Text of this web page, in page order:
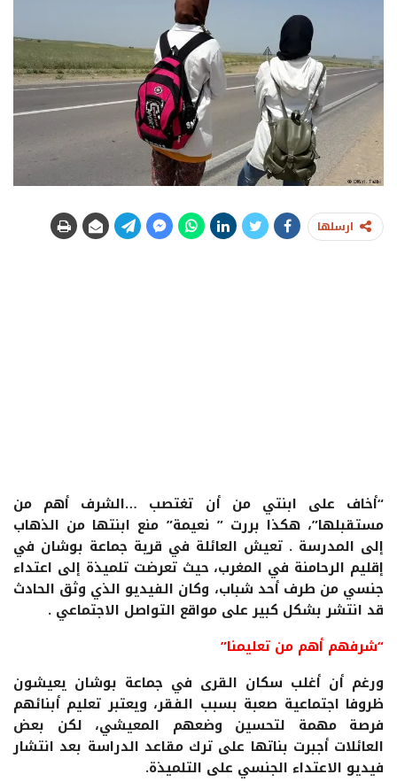
ارسلها
“أخاف على ابنتي من أن تغتصب …الشرف أهم من
مستقبلها”، هكذا بررت ” نعيمة” منع ابنتها من الذهاب
إلى المدرسة . تعيش العائلة في قرية جماعة بوشان في
إقليم الرحامنة في المغرب، حيث تعرضت تلميذة إلى اعتداء
جنسي من طرف أحد شباب، وكان الفيديو الذي وثق الحادث
قد انتشر بشكل كبير على مواقع التواصل الاجتماعي .
“شرفهم أهم من تعليمنا”
ورغم أن أغلب سكان القرى في جماعة بوشان يعيشون
ظروفا اجتماعية صعبة بسبب الفقر، ويعتبر تعليم أبنائهم
فرصة مهمة لتحسين وضعهم المعيشي، لكن بعض
العائلات أجبرت بناتها على ترك مقاعد الدراسة بعد انتشار
فيديو الاعتداء الجنسي على التلميذة.